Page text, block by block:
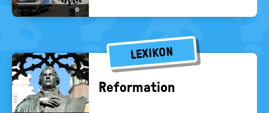
©
LEXIKON
Re­for­ma­ti­on